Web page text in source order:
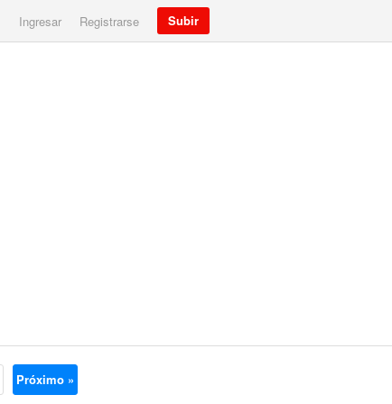
Ingresar Registrarse Subir
Próximo »